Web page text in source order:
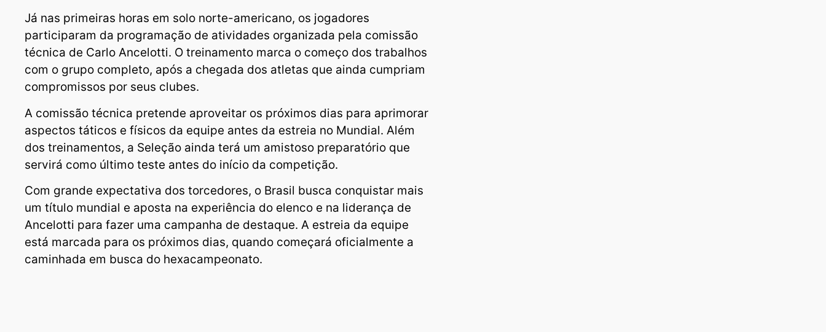
Já nas primeiras horas em solo norte-americano, os jogadores
participaram da programação de atividades organizada pela comissão
técnica de Carlo Ancelotti. O treinamento marca o começo dos trabalhos
com o grupo completo, após a chegada dos atletas que ainda cumpriam
compromissos por seus clubes.
A comissão técnica pretende aproveitar os próximos dias para aprimorar
aspectos táticos e físicos da equipe antes da estreia no Mundial. Além
dos treinamentos, a Seleção ainda terá um amistoso preparatório que
servirá como último teste antes do início da competição.
Com grande expectativa dos torcedores, o Brasil busca conquistar mais
um título mundial e aposta na experiência do elenco e na liderança de
Ancelotti para fazer uma campanha de destaque. A estreia da equipe
está marcada para os próximos dias, quando começará oficialmente a
caminhada em busca do hexacampeonato.